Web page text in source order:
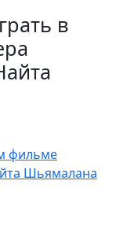
в
фильме
Шьямалана